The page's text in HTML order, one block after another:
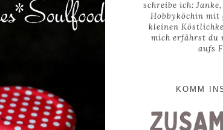
schreibe ich:
Hobbyköchin mit
kleinen
mich erfährst du
aufs
KOMM